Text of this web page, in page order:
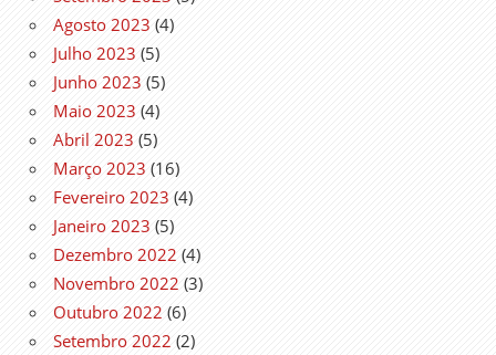
Agosto 2023 (4)
Julho 2023 (5)
Junho 2023 (5)
Maio 2023 (4)
Abril 2023 (5)
Março 2023 (16)
Fevereiro 2023 (4)
Janeiro 2023 (5)
Dezembro 2022 (4)
Novembro 2022 (3)
Outubro 2022 (6)
Setembro 2022 (2)